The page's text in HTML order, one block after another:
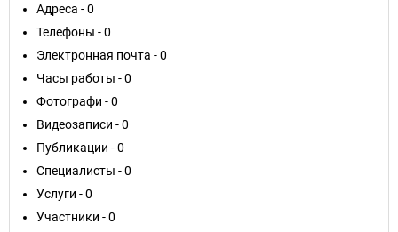
Адреса - 0
Телефоны - 0
Электронная почта - 0
Часы работы - 0
Фотографи - 0
Видеозаписи - 0
Публикации - 0
Специалисты - 0
Услуги - 0
Участники - 0